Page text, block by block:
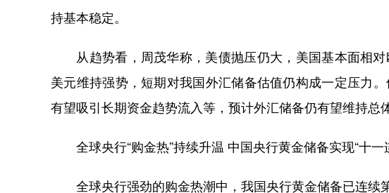
持基本稳定。
从趋势看，周茂华称，美债抛压仍大，美国基本面相对
美元维持强势，短期对我国外汇储备估值仍构成一定压力
有望吸引长期资金趋势流入等，预计外汇储备仍有望维持总
全球央行“购金热”持续升温 中国央行黄金储备实现“十一
全球央行强劲的购金热潮中，我国央行黄金储备已连续第